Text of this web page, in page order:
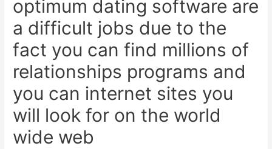
optimum dating software are
a difficult jobs due to the
fact you can find millions of
relationships programs and
you can internet sites you
will look for on the world
wide web